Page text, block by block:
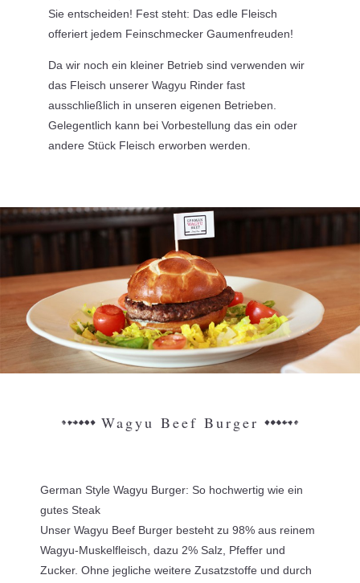
Sie entscheiden! Fest steht: Das edle Fleisch
offeriert jedem Feinschmecker Gaumenfreuden!
Da wir noch ein kleiner Betrieb sind verwenden wir
das Fleisch unserer Wagyu Rinder fast
ausschließlich in unseren eigenen Betrieben.
Gelegentlich kann bei Vorbestellung das ein oder
andere Stück Fleisch erworben werden.
Wagyu Beef Burger
German Style Wagyu Burger: So hochwertig wie ein
gutes Steak
Unser Wagyu Beef Burger besteht zu 98% aus reinem
Wagyu-Muskelfleisch, dazu 2% Salz, Pfeffer und
Zucker. Ohne jegliche weitere Zusatzstoffe und durch